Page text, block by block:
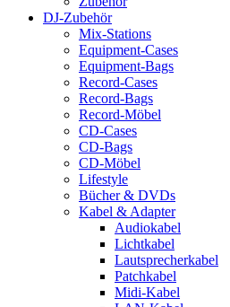
DJ-Zubehör
Mix-Stations
Equipment-Cases
Equipment-Bags
Record-Cases
Record-Bags
Record-Möbel
CD-Cases
CD-Bags
CD-Möbel
Lifestyle
Bücher & DVDs
Kabel & Adapter
Audiokabel
Lichtkabel
Lautsprecherkabel
Patchkabel
Midi-Kabel